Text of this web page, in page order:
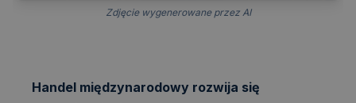
Zdjęcie wygenerowane przez AI
Handel międzynarodowy rozwija się